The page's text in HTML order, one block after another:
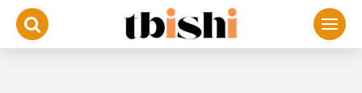
التجاوز
المحتوى